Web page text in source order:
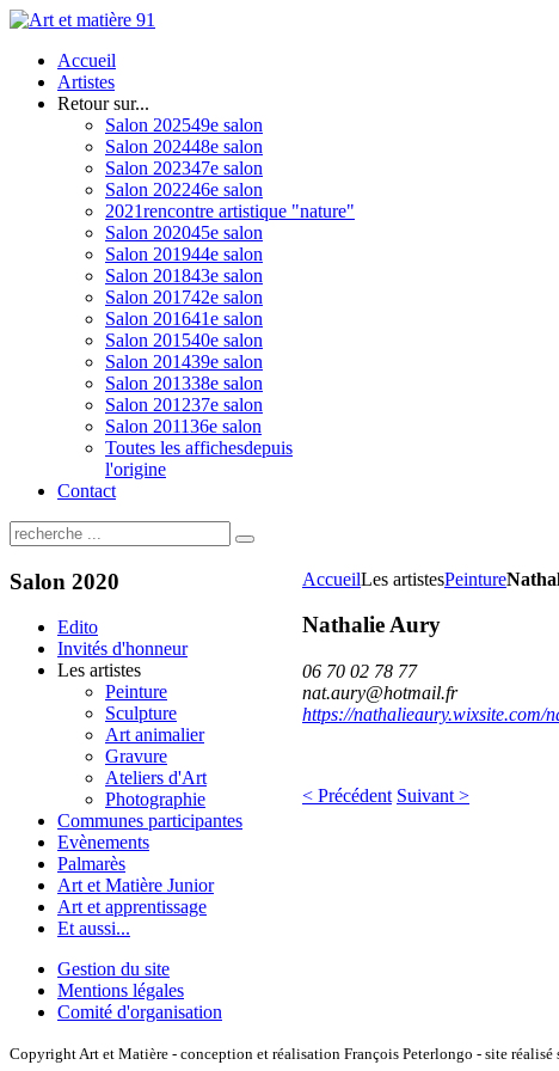
Accueil
Artistes
Retour sur...
Salon 202549e salon
Salon 202448e salon
Salon 202347e salon
Salon 202246e salon
2021rencontre artistique "nature"
Salon 202045e salon
Salon 201944e salon
Salon 201843e salon
Salon 201742e salon
Salon 201641e salon
Salon 201540e salon
Salon 201439e salon
Salon 201338e salon
Salon 201237e salon
Salon 201136e salon
Toutes les affichesdepuis
l'origine
Contact
AccueilLes artistesPeinture
Nathalie Aury
06 70 02 78 77
nat.aury@hotmail.fr
https://nathalieaury.wixsite.com/
< Précédent Suivant >
Salon 2020
Edito
Invités d'honneur
Les artistes
Peinture
Sculpture
Art animalier
Gravure
Ateliers d'Art
Photographie
Communes participantes
Evènements
Palmarès
Art et Matière Junior
Art et apprentissage
Et aussi...
Gestion du site
Mentions légales
Comité d'organisation
Copyright Art et Matière - conception et réalisation François Peterlongo - site réalisé